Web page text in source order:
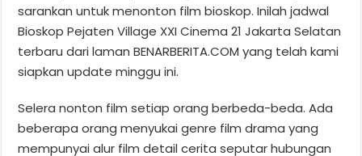
sarankan untuk menonton film bioskop. Inilah jadwal
Bioskop Pejaten Village XXI Cinema 21 Jakarta Selatan
terbaru dari laman BENARBERITA.COM yang telah kami
siapkan update minggu ini.
Selera nonton film setiap orang berbeda-beda. Ada
beberapa orang menyukai genre film drama yang
mempunyai alur film detail cerita seputar hubungan